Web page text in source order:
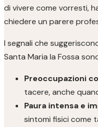
di vivere come vorresti,
chiedere un parere
I segnali che
Santa Maria la Fossa
Preoccupazioni
tacere, anche
Paura intensa e
sintomi fisici come